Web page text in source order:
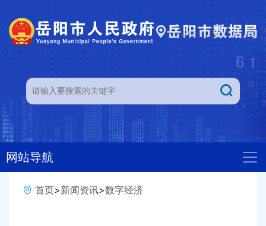
网站导航
首页>新闻资讯>数字经济